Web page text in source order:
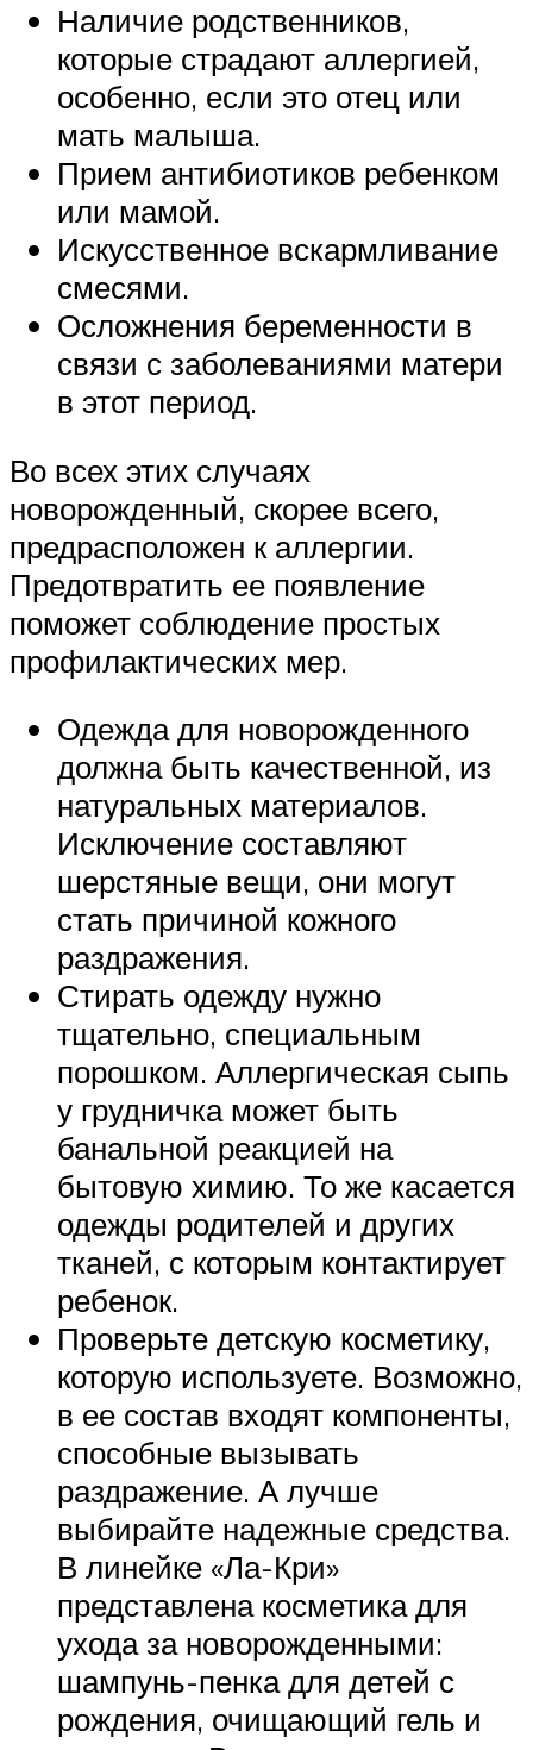
Наличие родственников,
которые страдают аллергией,
особенно, если это отец или
мать малыша.
Прием антибиотиков ребенком
или мамой.
Искусственное вскармливание
смесями.
Осложнения беременности в
связи с заболеваниями матери
в этот период.
Во всех этих случаях
новорожденный, скорее всего,
предрасположен к аллергии.
Предотвратить ее появление
поможет соблюдение простых
профилактических мер.
Одежда для новорожденного
должна быть качественной, из
натуральных материалов.
Исключение составляют
шерстяные вещи, они могут
стать причиной кожного
раздражения.
Стирать одежду нужно
тщательно, специальным
порошком. Аллергическая сыпь
у грудничка может быть
банальной реакцией на
бытовую химию. То же касается
одежды родителей и других
тканей, с которым контактирует
ребенок.
Проверьте детскую косметику,
которую используете. Возможно,
в ее состав входят компоненты,
способные вызывать
раздражение. А лучше
выбирайте надежные средства.
В линейке «Ла-Кри»
представлена косметика для
ухода за новорожденными:
шампунь-пенка для детей с
рождения, очищающий гель и